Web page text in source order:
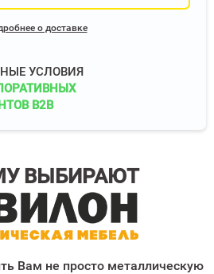
о доставке
УСЛОВИЯ
B2B
ВЫБИРАЮТ
Вам не просто металлическую